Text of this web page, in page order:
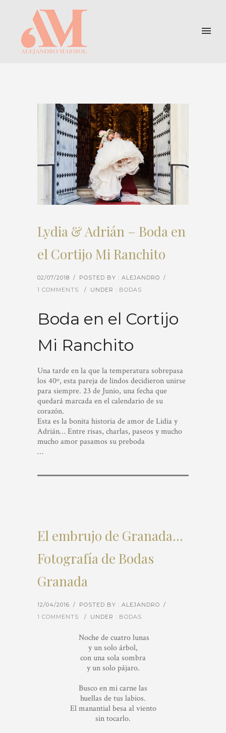
Lydia & Adrián – Boda en
el Cortijo Mi Ranchito
02/07/2018 / POSTED BY : ALEJANDRO /
1 COMMENTS
/ UNDER : BODAS
Boda en el Cortijo
Mi Ranchito
Una tarde en la que la temperatura sobrepasa
los 40º, esta pareja de lindos decidieron unirse
para siempre. 23 de Junio, una fecha que
quedará marcada en el calendario de su
corazón.
Esta es la bonita historia de amor de Lidia y
Adrián… Entre risas, charlas, paseos y mucho
mucho amor pasamos su preboda
…
El embrujo de Granada…
Fotografía de Bodas
Granada
12/04/2016 / POSTED BY : ALEJANDRO /
1 COMMENTS
/ UNDER : BODAS
Noche de cuatro lunas
y un solo árbol,
con una sola sombra
y un solo pájaro.
Busco en mi carne las
huellas de tus labios.
El manantial besa al viento
sin tocarlo.